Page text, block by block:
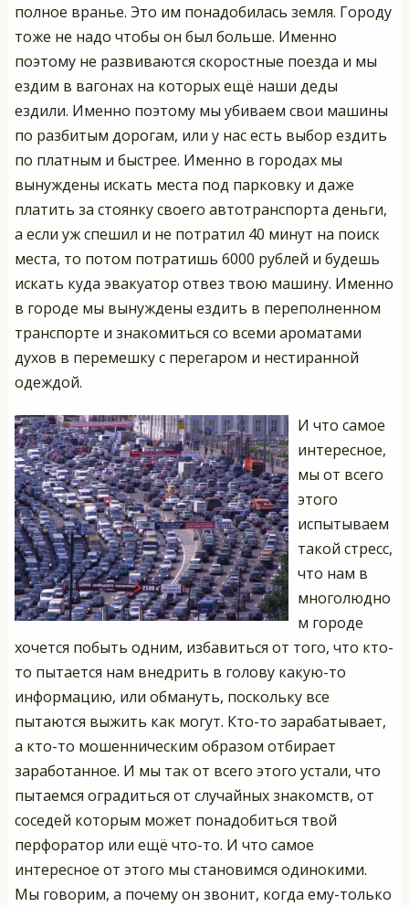
полное вранье. Это им понадобилась земля. Городу
тоже не надо чтобы он был больше. Именно
поэтому не развиваются скоростные поезда и мы
ездим в вагонах на которых ещё наши деды
ездили. Именно поэтому мы убиваем свои машины
по разбитым дорогам, или у нас есть выбор ездить
по платным и быстрее. Именно в городах мы
вынуждены искать места под парковку и даже
платить за стоянку своего автотранспорта деньги,
а если уж спешил и не потратил 40 минут на поиск
места, то потом потратишь 6000 рублей и будешь
искать куда эвакуатор отвез твою машину. Именно
в городе мы вынуждены ездить в переполненном
транспорте и знакомиться со всеми ароматами
духов в перемешку с перегаром и нестиранной
одеждой.
И что самое
интересное,
мы от всего
этого
испытываем
такой стресс,
что нам в
многолюдно
м городе
хочется побыть одним, избавиться от того, что кто-
то пытается нам внедрить в голову какую-то
информацию, или обмануть, поскольку все
пытаются выжить как могут. Кто-то зарабатывает,
а кто-то мошенническим образом отбирает
заработанное. И мы так от всего этого устали, что
пытаемся оградиться от случайных знакомств, от
соседей которым может понадобиться твой
перфоратор или ещё что-то. И что самое
интересное от этого мы становимся одинокими.
Мы говорим, а почему он звонит, когда ему-только